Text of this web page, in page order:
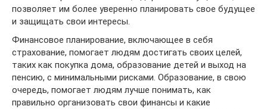
позволяет им более уверенно планировать свое будущее
и защищать свои интересы.
Финансовое планирование, включающее в себя
страхование, помогает людям достигать своих целей,
таких как покупка дома, образование детей и выход на
пенсию, с минимальными рисками. Образование, в свою
очередь, помогает людям лучше понимать, как
правильно организовать свои финансы и какие